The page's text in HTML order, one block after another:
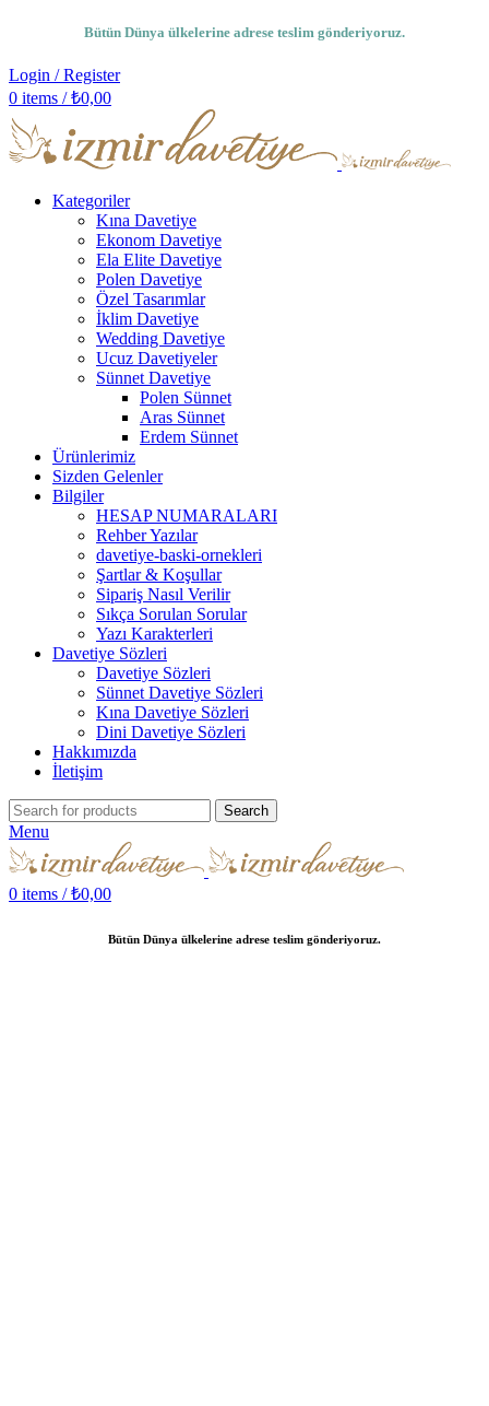
Bütün Dünya ülkelerine adrese teslim gönderiyoruz.
Login / Register
0 items / ₺0,00
Kategoriler
Kına Davetiye
Ekonom Davetiye
Ela Elite Davetiye
Polen Davetiye
Özel Tasarımlar
İklim Davetiye
Wedding Davetiye
Ucuz Davetiyeler
Sünnet Davetiye
Polen Sünnet
Aras Sünnet
Erdem Sünnet
Ürünlerimiz
Sizden Gelenler
Bilgiler
HESAP NUMARALARI
Rehber Yazılar
davetiye-baski-ornekleri
Şartlar & Koşullar
Sipariş Nasıl Verilir
Sıkça Sorulan Sorular
Yazı Karakterleri
Davetiye Sözleri
Davetiye Sözleri
Sünnet Davetiye Sözleri
Kına Davetiye Sözleri
Dini Davetiye Sözleri
Hakkımızda
İletişim
Search
Menu
0 items / ₺0,00
Bütün Dünya ülkelerine adrese teslim gönderiyoruz.